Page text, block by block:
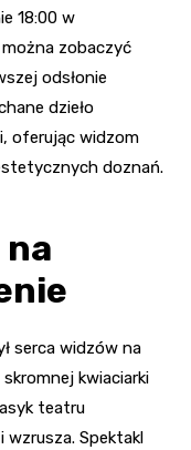
18:00 w
zobaczyć
odsłonie
dzieło
oferując widzom
doznań.
serca widzów na
kwiaciarki
teatru
wzrusza. Spektakl